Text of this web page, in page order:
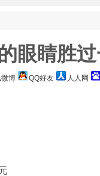
眼睛胜
微博 QQ好友 人人网